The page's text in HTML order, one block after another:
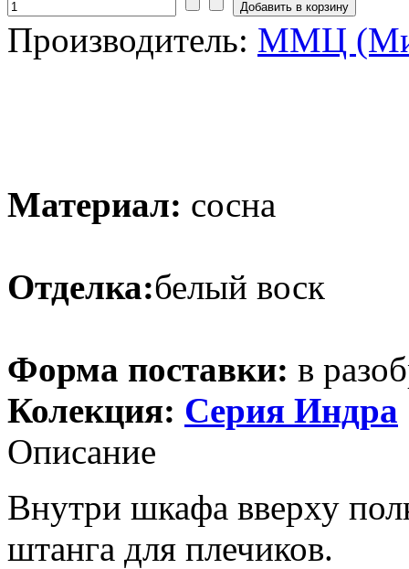
Производитель: ММЦ
Материал: сосна
Отделка:белый воск
Форма поставки: в
Колекция: Серия Индра
Описание
Внутри шкафа вверху
штанга для плечиков.